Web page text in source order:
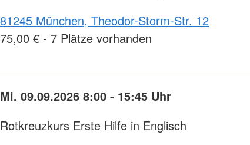
81245 München, Theodor-Storm-Str. 12
75,00 € - 7 Plätze vorhanden
Mi. 09.09.2026 8:00 - 15:45 Uhr
Rotkreuzkurs Erste Hilfe in Englisch